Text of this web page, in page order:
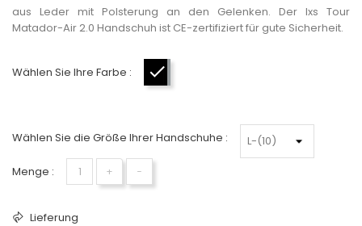
aus Leder mit Polsterung an den Gelenken. Der Ixs Tour
Matador-Air 2.0 Handschuh ist CE-zertifiziert für gute Sicherheit.
Wählen Sie Ihre Farbe :
Wählen Sie die Größe Ihrer Handschuhe :
Menge : + −
Lieferung